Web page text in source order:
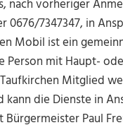
nach vorheriger
0676/7347347, in
Mobil ist ein
Person mit Haupt-
Mitglied
die Dienste in
Paul